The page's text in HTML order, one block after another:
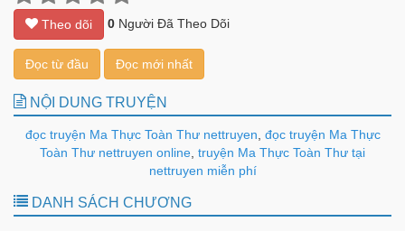
Theo dõi 0 Người Đã Theo Dõi
Đọc từ đầu Đọc mới nhất
NỘI DUNG TRUYỆN
đọc truyện Ma Thực Toàn Thư nettruyen, đọc truyện Ma Thực
Toàn Thư nettruyen online, truyện Ma Thực Toàn Thư tại
nettruyen miễn phí
DANH SÁCH CHƯƠNG